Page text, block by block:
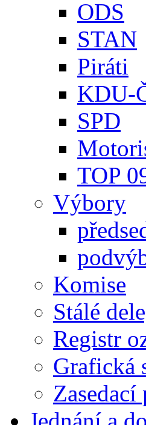
ODS
STAN
Piráti
KDU-
SPD
TOP
Výbory
Komise
Stálé
Registr
Grafická
Zasedací